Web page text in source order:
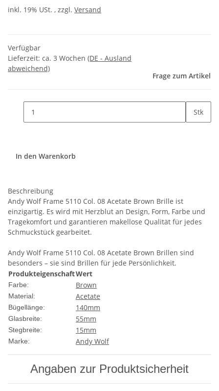
inkl. 19% USt. , zzgl. Versand
Verfügbar
Lieferzeit: ca. 3 Wochen (DE - Ausland
abweichend)
Frage zum Artikel
Stk
In den Warenkorb
Beschreibung
Andy Wolf Frame 5110 Col. 08 Acetate Brown Brille ist
einzigartig. Es wird mit Herzblut an Design, Form, Farbe und
Tragekomfort und garantieren makellose Qualität für jedes
Schmuckstück gearbeitet.
Andy Wolf Frame 5110 Col. 08 Acetate Brown Brillen sind
besonders – sie sind Brillen für jede Persönlichkeit.
ProdukteigenschaftWert
Farbe: Brown
Material: Acetate
Bügellänge: 140mm
Glasbreite: 55mm
Stegbreite: 15mm
Marke: Andy Wolf
Angaben zur Produktsicherheit